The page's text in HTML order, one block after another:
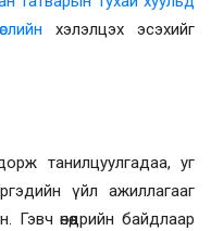
хэлэлцэх эсэхийг
танилцуулгадаа, уг
үйл ажиллагааг
өнөөдрийн байдлаар